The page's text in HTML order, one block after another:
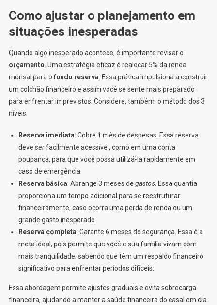
Como ajustar o planejamento em
situações inesperadas
Quando algo inesperado acontece, é importante revisar o
orçamento. Uma estratégia eficaz é realocar 5% da renda
mensal para o fundo reserva. Essa prática impulsiona a construir
um colchão financeiro e assim você se sente mais preparado
para enfrentar imprevistos. Considere, também, o método dos 3
níveis:
Reserva imediata: Cobre 1 mês de despesas. Essa reserva
deve ser facilmente acessível, como em uma conta
poupança, para que você possa utilizá-la rapidamente em
caso de emergência.
Reserva básica: Abrange 3 meses de gastos. Essa quantia
proporciona um tempo adicional para se reestruturar
financeiramente, caso ocorra uma perda de renda ou um
grande gasto inesperado.
Reserva completa: Garante 6 meses de segurança. Essa é a
meta ideal, pois permite que você e sua família vivam com
mais tranquilidade, sabendo que têm um respaldo financeiro
significativo para enfrentar períodos difíceis.
Essa abordagem permite ajustes graduais e evita sobrecarga
financeira, ajudando a manter a saúde financeira do casal em dia.